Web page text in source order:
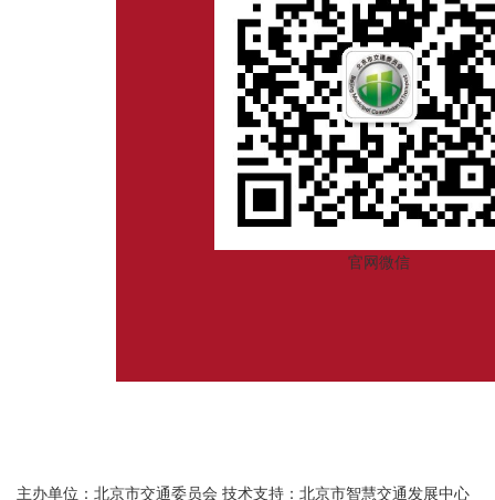
官网微信
主办单位：北京市交通委员会 技术支持：北京市智慧交通发展中心